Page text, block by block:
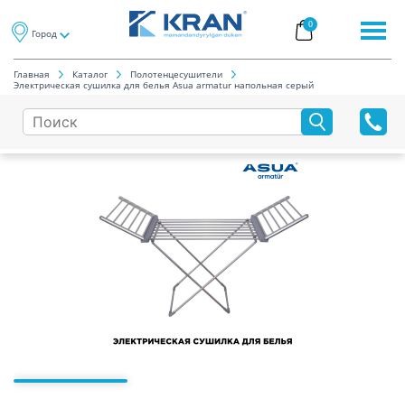
Город
0
Главная Каталог
Полотенцесушители
Электрическая сушилка для белья Asua armatur напольная серый